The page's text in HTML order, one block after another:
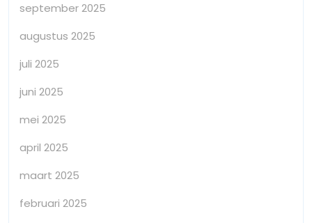
september 2025
augustus 2025
juli 2025
juni 2025
mei 2025
april 2025
maart 2025
februari 2025